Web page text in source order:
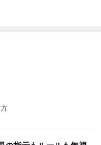
、命や尊厳を守ること
覚醒するブログ